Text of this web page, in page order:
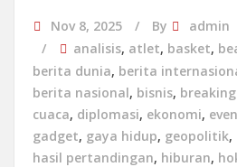
Nov 8, 2025 By admin
analisis, atlet, basket,
berita dunia, berita
berita nasional, bisnis,
cuaca, diplomasi, ekonomi,
gadget, gaya hidup, geopolitik,
hasil pertandingan, hiburan,